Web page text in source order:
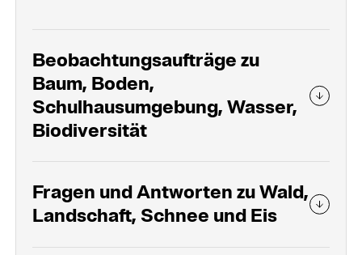
Beobachtungsaufträge zu
Baum, Boden,
Schulhausumgebung, Wasser,
Biodiversität
Fragen und Antworten zu Wald,
Landschaft, Schnee und Eis